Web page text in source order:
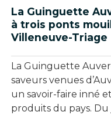
La Guinguette
à trois ponts
Villeneuve-Triage
La Guinguette
saveurs venues
un savoir-faire inné
produits du pays.